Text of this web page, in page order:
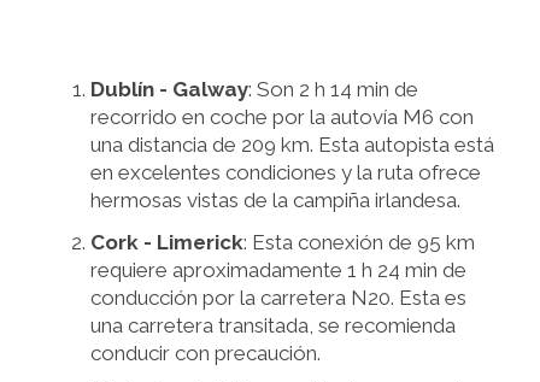
Dublín - Galway: Son 2 h 14 min de
recorrido en coche por la autovía M6 con
una distancia de 209 km. Esta autopista está
en excelentes condiciones y la ruta ofrece
hermosas vistas de la campiña irlandesa.
Cork - Limerick: Esta conexión de 95 km
requiere aproximadamente 1 h 24 min de
conducción por la carretera N20. Esta es
una carretera transitada, se recomienda
conducir con precaución.